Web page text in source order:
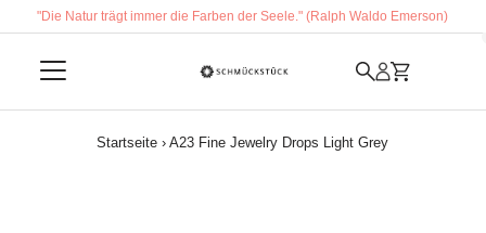
Direkt zum Inhalt
"Die Natur trägt immer die Farben der Seele." (Ralph Waldo Emerson)
Startseite › A23 Fine Jewelry Drops Light Grey